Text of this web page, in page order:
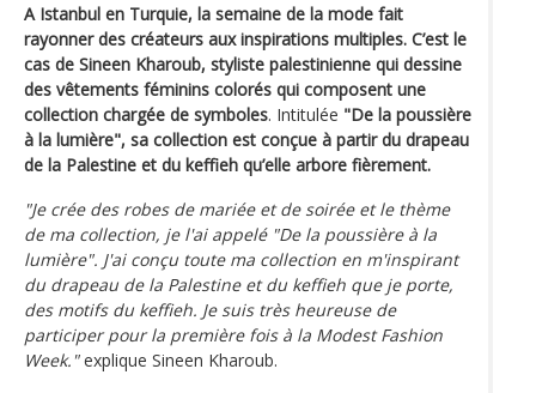
A Istanbul en Turquie, la semaine de la mode fait
rayonner des créateurs aux inspirations multiples. C’est le
cas de Sineen Kharoub, styliste palestinienne qui dessine
des vêtements féminins colorés qui composent une
collection chargée de symboles. Intitulée "De la poussière
à la lumière", sa collection est conçue à partir du drapeau
de la Palestine et du keffieh qu’elle arbore fièrement.
"Je crée des robes de mariée et de soirée et le thème
de ma collection, je l'ai appelé "De la poussière à la
lumière". J'ai conçu toute ma collection en m'inspirant
du drapeau de la Palestine et du keffieh que je porte,
des motifs du keffieh. Je suis très heureuse de
participer pour la première fois à la Modest Fashion
Week."explique Sineen Kharoub.